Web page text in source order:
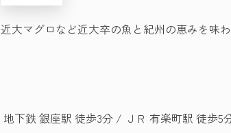
近大マグロなど近大卒の魚と紀州の恵みを味
地下鉄 銀座駅 徒歩3分 / ＪＲ 有楽町駅 徒歩5